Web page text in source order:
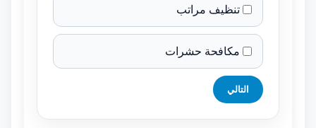
تنظيف مراتب
مكافحة حشرات
التالي